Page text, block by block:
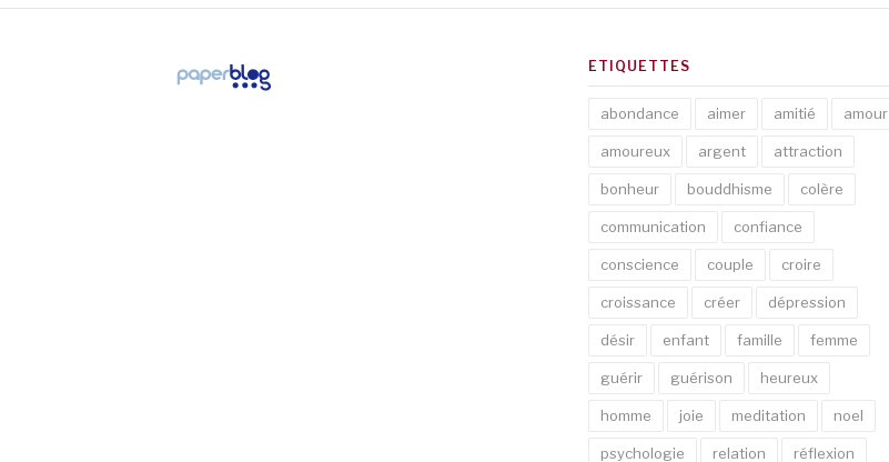
ETIQUETTES
abondance aimer amitié amour
amoureux argent attraction
bonheur bouddhisme colère
communication confiance
conscience couple croire
croissance créer dépression
désir enfant famille femme
guérir guérison heureux
homme joie meditation noel
psychologie relation réflexion